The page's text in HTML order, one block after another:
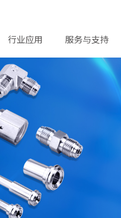
行业应用 服务与支持